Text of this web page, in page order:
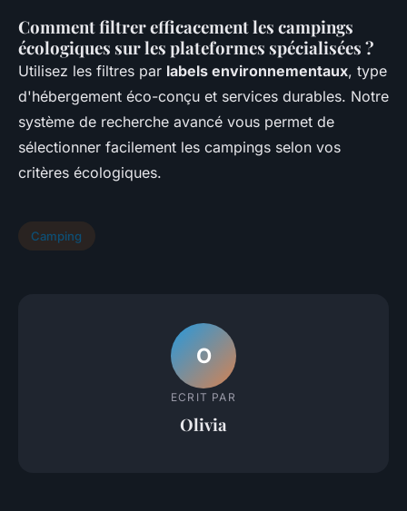
Comment filtrer efficacement les campings
écologiques sur les plateformes spécialisées ?
Utilisez les filtres par labels environnementaux, type
d'hébergement éco-conçu et services durables. Notre
système de recherche avancé vous permet de
sélectionner facilement les campings selon vos
critères écologiques.
Camping
O
ECRIT PAR
Olivia